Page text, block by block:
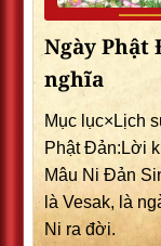
Ngày Phật
nghĩa
Mục lục×Lịch
Phật Đản:Lời
Mâu Ni Đản
là Vesak, là
Ni ra đời.